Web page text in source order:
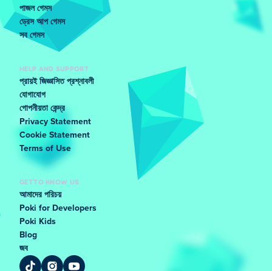
পাজল গেমস
ড্রেস আপ গেমস
সব গেমস
HELP AND SUPPORT
প্রায়ই জিজ্ঞাসিত প্রশ্নাবলী
যোগাযোগ
গোপনীয়তা কেন্দ্র
Privacy Statement
Cookie Statement
Terms of Use
GET TO KNOW US
আমাদের পরিচয়
Poki for Developers
Poki Kids
Blog
জব